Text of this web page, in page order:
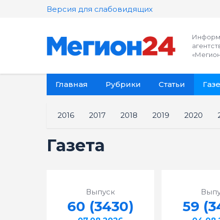
Версия для слабовидящих
Главная Рубрики Статьи
2016 2017 2018 2019 2020
Газета
Выпуск
60 (3430) 59